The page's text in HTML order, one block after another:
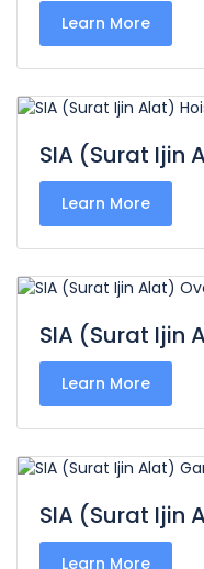
Learn More
SIA (Surat Ijin
Learn More
SIA (Surat Ijin
Learn More
SIA (Surat Ijin
Learn More